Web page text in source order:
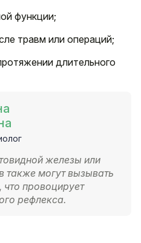
функции;
травм или операций;
длительного
железы или
также могут вызывать
провоцирует
рефлекса.